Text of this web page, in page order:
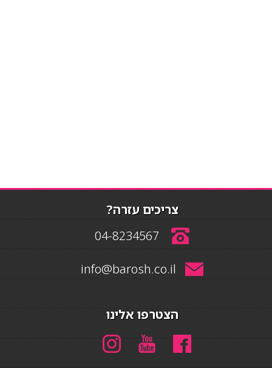
צריכים עזרה?
04-8234567
info@barosh.co.il
הצטרפו אלינו